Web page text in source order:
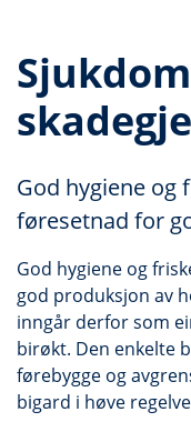
God hygiene og
føresetnad for
God hygiene og
god produksjon av
inngår derfor som
birøkt. Den enkelte
førebygge og
bigard i høve